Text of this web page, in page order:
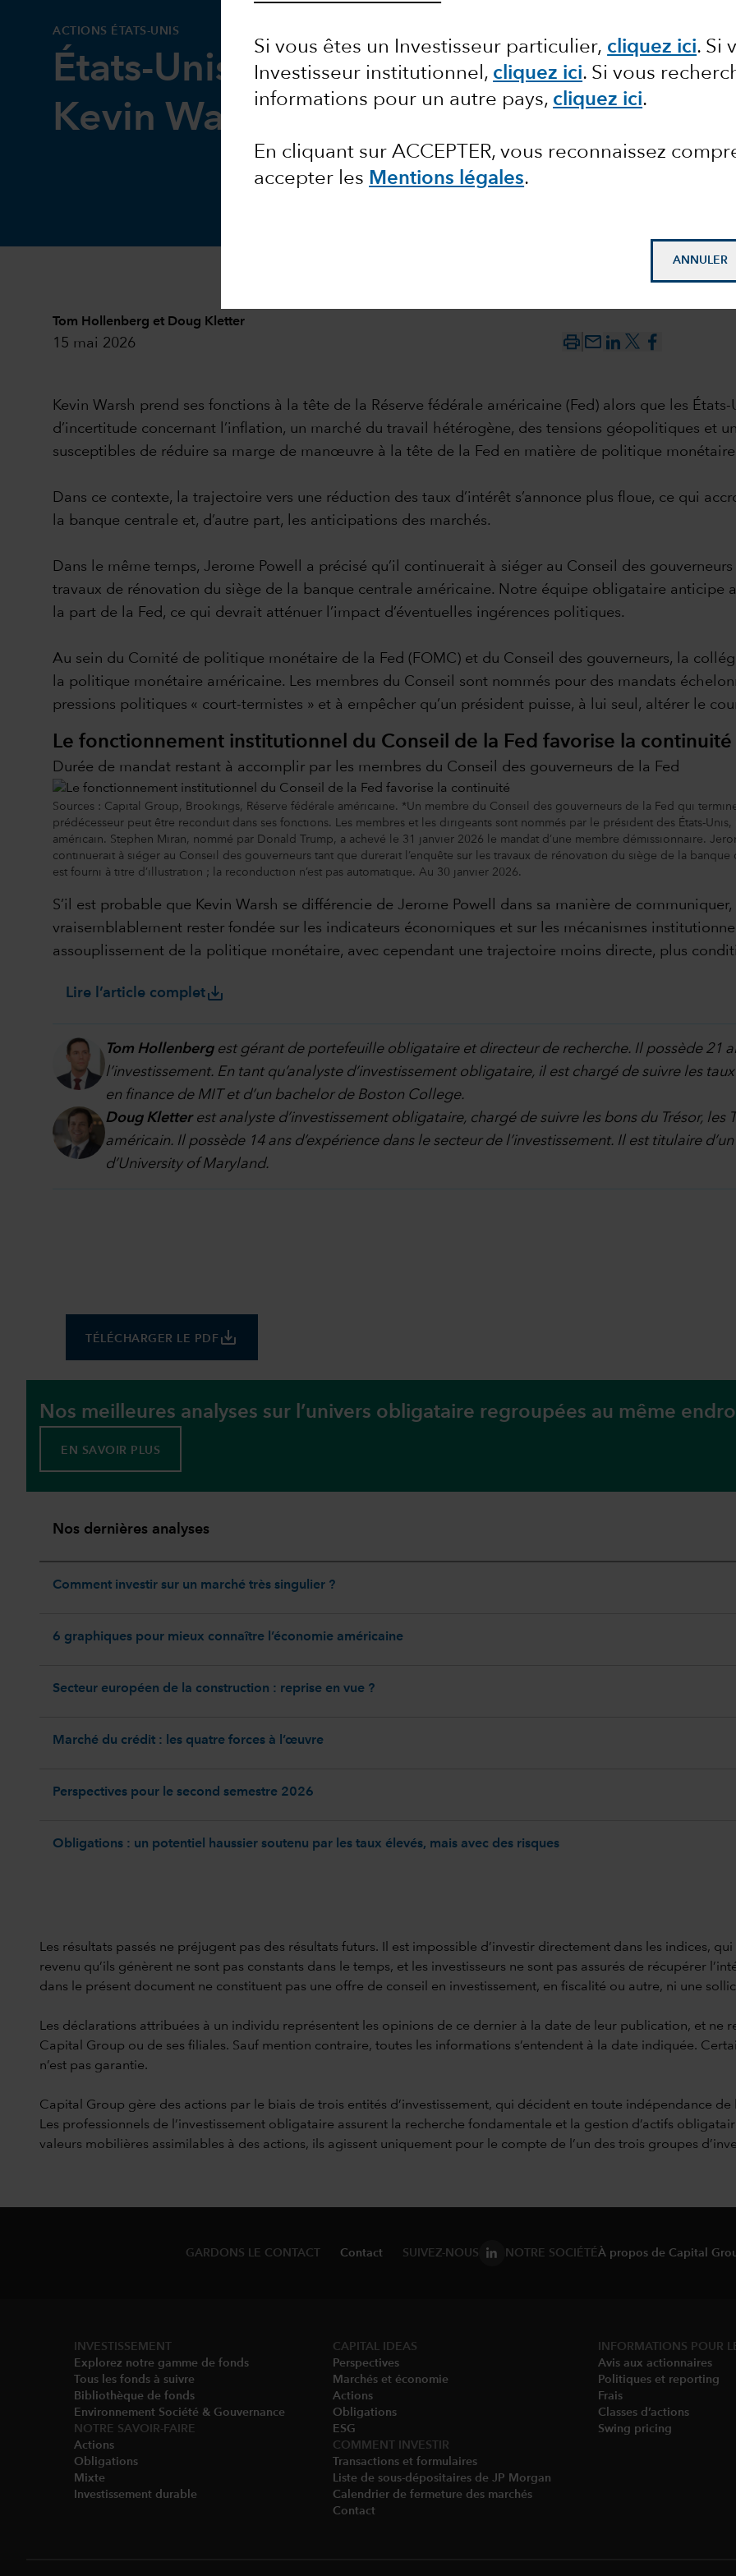
Si vous êtes un Investisseur particulier, cliquez ici. Si
Investisseur institutionnel, cliquez ici. Si vous
informations pour un autre pays, cliquez ici.
En cliquant sur ACCEPTER, vous reconnaissez
accepter les Mentions légales.
ANNULER
ACTIONS ÉTATS-UNIS
États-Unis : la Fed de
Kevin Warsh
Tom Hollenberg et Doug Kletter
15 mai 2026 mail_outline
Kevin Warsh prend ses fonctions à la tête de la Réserve fédérale américaine (Fed) alors que les
d’incertitude concernant l’inflation, un marché du travail hétérogène, des tensions géopolitiques et
susceptibles de réduire sa marge de manœuvre à la tête de la Fed en matière de politique
Dans ce contexte, la trajectoire vers une réduction des taux d’intérêt s’annonce plus floue, ce qui
la banque centrale et, d’autre part, les anticipations des marchés.
Dans le même temps, Jerome Powell a précisé qu’il continuerait à siéger au Conseil des
travaux de rénovation du siège de la banque centrale américaine. Notre équipe obligataire anticipe
la part de la Fed, ce qui devrait atténuer l’impact d’éventuelles ingérences politiques.
Au sein du Comité de politique monétaire de la Fed (FOMC) et du Conseil des gouverneurs, la
la politique monétaire américaine. Les membres du Conseil sont nommés pour des mandats
pressions politiques « court-termistes » et à empêcher qu’un président puisse, à lui seul, altérer le
Le fonctionnement institutionnel du Conseil de la Fed favorise la continuité
Durée de mandat restant à accomplir par les membres du Conseil des gouverneurs de la Fed
Sources : Capital Group, Brookings, Réserve fédérale américaine. *Un membre du Conseil des gouverneurs de la Fed qui
prédécesseur peut être reconduit dans ses fonctions. Les membres et les dirigeants sont nommés par le président des États-
américain. Stephen Miran, nommé par Donald Trump, a achevé le 31 janvier 2026 le mandat d’une membre démissionnaire.
continuerait à siéger au Conseil des gouverneurs tant que durerait l’enquête sur les travaux de rénovation du siège de la
est fourni à titre d’illustration ; la reconduction n’est pas automatique. Au 30 janvier 2026.
S’il est probable que Kevin Warsh se différencie de Jerome Powell dans sa manière de
vraisemblablement rester fondée sur les indicateurs économiques et sur les mécanismes
assouplissement de la politique monétaire, avec cependant une trajectoire moins directe, plus
Lire l’article completsave_alt
Tom Hollenberg est gérant de portefeuille obligataire et directeur de recherche. Il possède 21
l’investissement. En tant qu’analyste d’investissement obligataire, il est chargé de suivre les
en finance de MIT et d’un bachelor de Boston College.
Doug Kletterest analyste d’investissement obligataire, chargé de suivre les bons du Trésor, les
américain. Il possède 14 ans d’expérience dans le secteur de l’investissement. Il est titulaire
d’University of Maryland.
TÉLÉCHARGER LE PDF save_alt
Nos meilleures analyses sur l’univers obligataire regroupées au même
EN SAVOIR PLUS
Nos dernières analyses
Comment investir sur un marché très singulier ?
6 graphiques pour mieux connaître l’économie américaine
Secteur européen de la construction : reprise en vue ?
Marché du crédit : les quatre forces à l’œuvre
Perspectives pour le second semestre 2026
Obligations : un potentiel haussier soutenu par les taux élevés, mais avec des risques
Les résultats passés ne préjugent pas des résultats futurs. Il est impossible d’investir directement dans les indices,
revenu qu’ils génèrent ne sont pas constants dans le temps, et les investisseurs ne sont pas assurés de récupérer
dans le présent document ne constituent pas une offre de conseil en investissement, en fiscalité ou autre, ni une
Les déclarations attribuées à un individu représentent les opinions de ce dernier à la date de leur publication, et ne
Capital Group ou de ses filiales. Sauf mention contraire, toutes les informations s’entendent à la date indiquée.
n’est pas garantie.
Capital Group gère des actions par le biais de trois entités d’investissement, qui décident en toute indépendance
Les professionnels de l’investissement obligataire assurent la recherche fondamentale et la gestion d’actifs
valeurs mobilières assimilables à des actions, ils agissent uniquement pour le compte de l’un des trois groupes
GARDONS LE CONTACT Contact SUIVEZ-NOUS NOTRE SOCIÉTÉÀ propos de Capital
INVESTISSEMENT
Explorez notre gamme de fonds
Tous les fonds à suivre
Bibliothèque de fonds
Environnement Société & Gouvernance​
NOTRE SAVOIR-FAIRE
Actions
Obligations
Mixte
Investissement durable
CAPITAL IDEAS
Perspectives
Marchés et économie
Actions
Obligations
ESG
COMMENT INVESTIR
Transactions et formulaires
Liste de sous-dépositaires de JP Morgan
Calendrier de fermeture des marchés
Contact
INFORMATIONS POUR
Avis aux actionnaires
Politiques et reporting
Frais
Classes d’actions
Swing pricing​